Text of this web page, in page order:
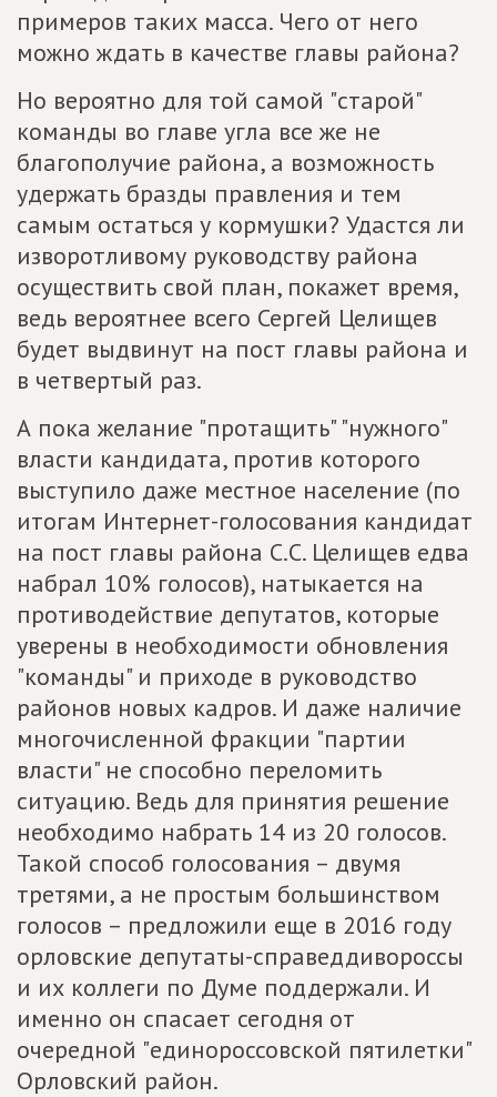
примеров таких масса. Чего от него
можно ждать в качестве главы района?
Но вероятно для той самой "старой"
команды во главе угла все же не
благополучие района, а возможность
удержать бразды правления и тем
самым остаться у кормушки? Удастся ли
изворотливому руководству района
осуществить свой план, покажет время,
ведь вероятнее всего Сергей Целищев
будет выдвинут на пост главы района и
в четвертый раз.
А пока желание "протащить" "нужного"
власти кандидата, против которого
выступило даже местное население (по
итогам Интернет-голосования кандидат
на пост главы района С.С. Целищев едва
набрал 10% голосов), натыкается на
противодействие депутатов, которые
уверены в необходимости обновления
"команды" и приходе в руководство
районов новых кадров. И даже наличие
многочисленной фракции "партии
власти" не способно переломить
ситуацию. Ведь для принятия решение
необходимо набрать 14 из 20 голосов.
Такой способ голосования – двумя
третями, а не простым большинством
голосов – предложили еще в 2016 году
орловские депутаты-справеддивороссы
и их коллеги по Думе поддержали. И
именно он спасает сегодня от
очередной "единороссовской пятилетки"
Орловский район.